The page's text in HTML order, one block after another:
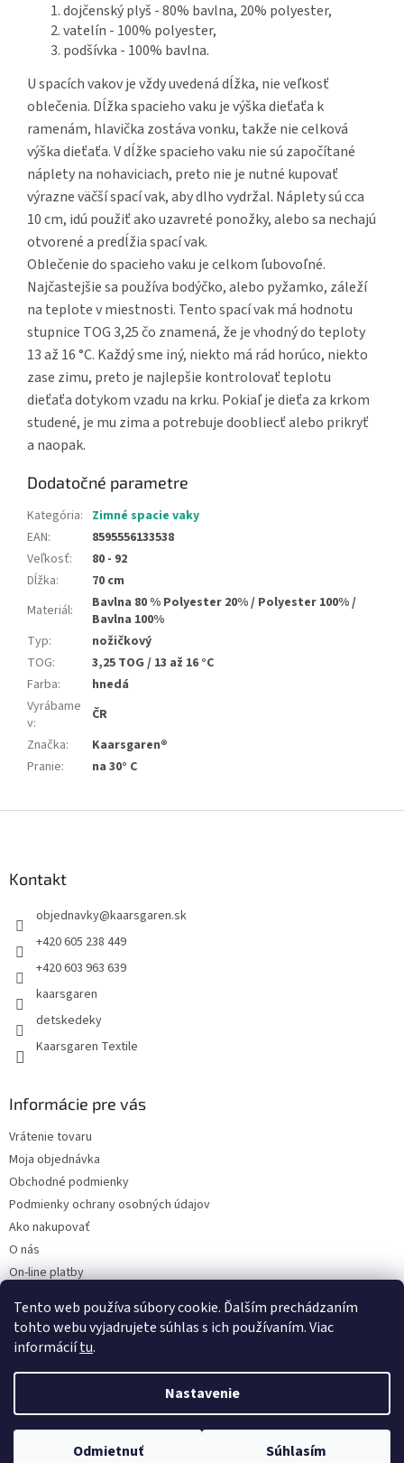
Tento web používa súbory cookie. Ďalším prechádzaním
tohto webu vyjadrujete súhlas s ich používaním. Viac
informáciítu.
Nastavenie
Odmietnuť Súhlasím
dojčenský plyš - 80% bavlna, 20% polyester,
vatelín - 100% polyester,
podšívka - 100% bavlna.
U spacích vakov je vždy uvedená dĺžka, nie veľkosť
oblečenia. Dĺžka spacieho vaku je výška dieťaťa k
ramenám, hlavička zostáva vonku, takže nie celková
výška dieťaťa. V dĺžke spacieho vaku nie sú započítané
náplety na nohaviciach, preto nie je nutné kupovať
výrazne väčší spací vak, aby dlho vydržal. Náplety sú cca
10 cm, idú použiť ako uzavreté ponožky, alebo sa nechajú
otvorené a predĺžia spací vak.
Oblečenie do spacieho vaku je celkom ľubovoľné.
Najčastejšie sa používa bodýčko, alebo pyžamko, záleží
na teplote v miestnosti. Tento spací vak má hodnotu
stupnice TOG 3,25 čo znamená, že je vhodný do teploty
13 až 16 °C. Každý sme iný, niekto má rád horúco, niekto
zase zimu, preto je najlepšie kontrolovať teplotu
dieťaťa dotykom vzadu na krku. Pokiaľ je dieťa za krkom
studené, je mu zima a potrebuje doobliecť alebo prikryť
a naopak.
Dodatočné parametre
Kategória: Zimné spacie vaky
EAN:
8595556133538
Veľkosť:
80 - 92
Dĺžka:
70 cm
Materiál:
Bavlna 80 % Polyester 20% / Polyester 100% /
Bavlna 100%
Typ:
nožičkový
TOG:
3,25 TOG / 13 až 16 °C
Farba:
hnedá
Vyrábame
v:
ČR
Značka:
Kaarsgaren®
Pranie: na 30° C
Kontakt
objednavky@kaarsgaren.sk
+420 605 238 449
+420 603 963 639
kaarsgaren
detskedeky
Kaarsgaren Textile
Informácie pre vás
Vrátenie tovaru
Moja objednávka
Obchodné podmienky
Podmienky ochrany osobných údajov
Ako nakupovať
O nás
On-line platby
Čo dať do kočíka v zime?
Vytvoril Shoptet
Copyright 2026Kaarsgaren.sk . Všetky práva vyhradené.